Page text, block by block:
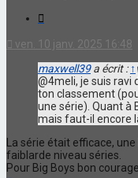
ven. 10 janv. 2025 16:48
maxwell39a écrit : ↑
@4meli, je suis ravi
ton classement
une série). Quant à
mais faut-il encore
La série était efficace,
faiblarde niveau séries.
Pour Big Boys bon